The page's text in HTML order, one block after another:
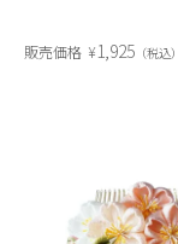
販売価格 ¥1,925 税込